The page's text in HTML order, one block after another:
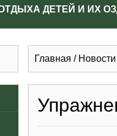
ДЕТЕЙ И ИХ
Главная / Новости